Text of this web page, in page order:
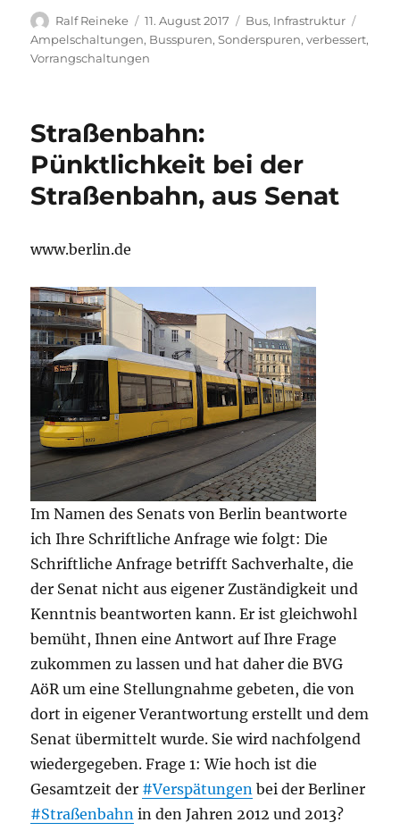
Autor
Ralf Reineke
Veröffentlicht
am
11. August 2017 Kategorien
Bus, Infrastruktur
Ampelschaltungen, Busspuren,Sonderspuren,verbessert,
Vorrangschaltungen
Straßenbahn:
Pünktlichkeit bei der
Straßenbahn, aus Senat
www.berlin.de
Im Namen des Senats von Berlin beantworte
ich Ihre Schriftliche Anfrage wie folgt: Die
Schriftliche Anfrage betrifft Sachverhalte, die
der Senat nicht aus eigener Zuständigkeit und
Kenntnis beantworten kann. Er ist gleichwohl
bemüht, Ihnen eine Antwort auf Ihre Frage
zukommen zu lassen und hat daher die BVG
AöR um eine Stellungnahme gebeten, die von
dort in eigener Verantwortung erstellt und dem
Senat übermittelt wurde. Sie wird nachfolgend
wiedergegeben. Frage 1: Wie hoch ist die
Gesamtzeit der #Verspätungen bei der Berliner
#Straßenbahn in den Jahren 2012 und 2013?